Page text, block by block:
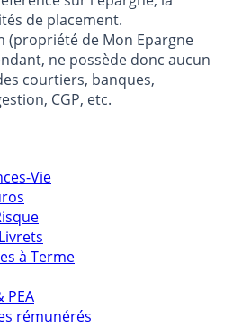
de placement.
(propriété de Mon Epargne
ne possède donc aucun
courtiers, banques,
CGP, etc.
Vie
à Terme
PEA
rémunérés